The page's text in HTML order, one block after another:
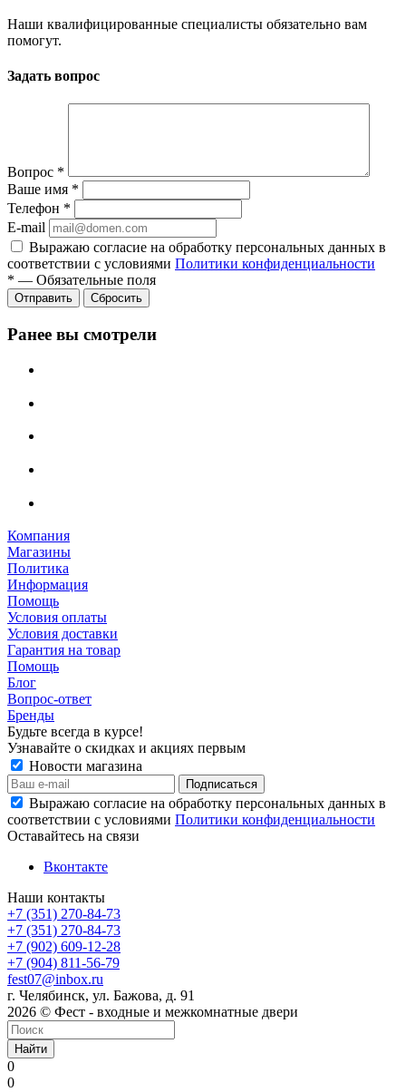
Наши квалифицированные специалисты обязательно вам
помогут.
Задать вопрос
Вопрос *
Ваше имя *
Телефон *
E-mail
Выражаю согласие на обработку персональных данных в
соответствии с условиями Политики конфиденциальности
* — Обязательные поля
Отправить Сбросить
Ранее вы смотрели
Компания
Магазины
Политика
Информация
Помощь
Условия оплаты
Условия доставки
Гарантия на товар
Помощь
Блог
Вопрос-ответ
Бренды
Будьте всегда в курсе!
Узнавайте о скидках и акциях первым
Новости магазина
Выражаю согласие на обработку персональных данных в
соответствии с условиями Политики конфиденциальности
Оставайтесь на связи
Вконтакте
Наши контакты
+7 (351) 270-84-73
+7 (351) 270-84-73
+7 (902) 609-12-28
+7 (904) 811-56-79
fest07@inbox.ru
г. Челябинск, ул. Бажова, д. 91
2026 © Фест - входные и межкомнатные двери
Найти
0
0